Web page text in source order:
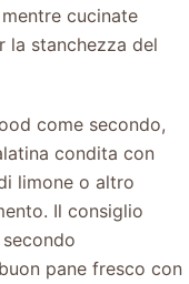
cucinate
la stanchezza del
come secondo,
condita con
limone o altro
Il consiglio
pane fresco con